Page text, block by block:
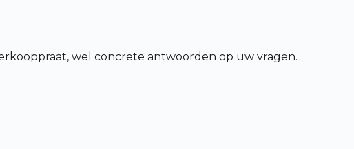
wel concrete antwoorden op uw vragen.